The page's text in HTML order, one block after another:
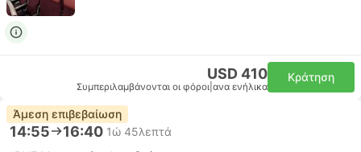
USD 410
Συμπεριλαμβάνονται οι φόροι ανα ενήλικα
Κράτηση
Άμεση επιβεβαίωση
14:55 16:40 1ώ 45λεπτά